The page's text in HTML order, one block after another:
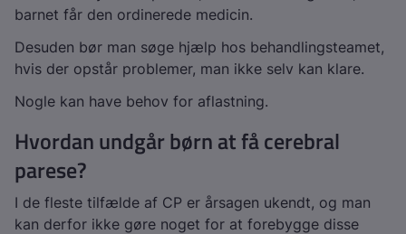
barnet får den ordinerede medicin.
Desuden bør man søge hjælp hos behandlingsteamet,
hvis der opstår problemer, man ikke selv kan klare.
Nogle kan have behov for aflastning.
Hvordan undgår børn at få cerebral
parese?
I de fleste tilfælde af CP er årsagen ukendt, og man
kan derfor ikke gøre noget for at forebygge disse